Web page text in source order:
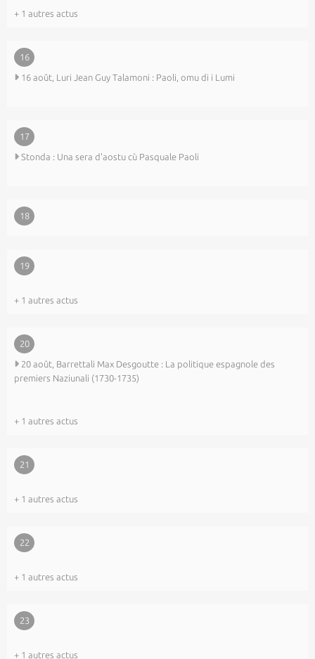
+ 1 autres actus
16
16 août, Luri Jean Guy Talamoni : Paoli, omu di i Lumi
17
Stonda : Una sera d'aostu cù Pasquale Paoli
18
19
+ 1 autres actus
20
20 août, Barrettali Max Desgoutte : La politique espagnole des
premiers Naziunali (1730-1735)
+ 1 autres actus
21
+ 1 autres actus
22
+ 1 autres actus
23
+ 1 autres actus